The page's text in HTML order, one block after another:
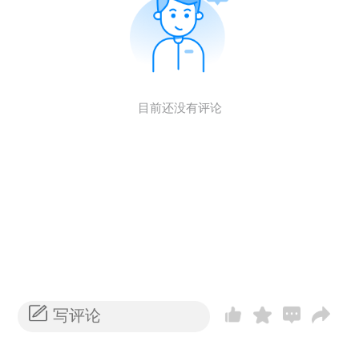
目前还没有评论